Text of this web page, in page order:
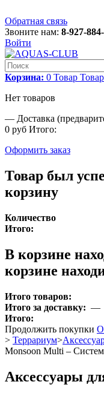
Обратная связь
Звоните нам: 8-927-
Войти
Корзина: 0 Товар
Нет товаров
— Доставка
0 руб Итого:
Оформить заказ
Товар был
корзину
Количество
Итого:
В корзине
корзине
Итого товаров:
Итого за доставку: —
Итого:
Продолжить покупки
> Террариум>
Monsoon Multi –
Аксессуары